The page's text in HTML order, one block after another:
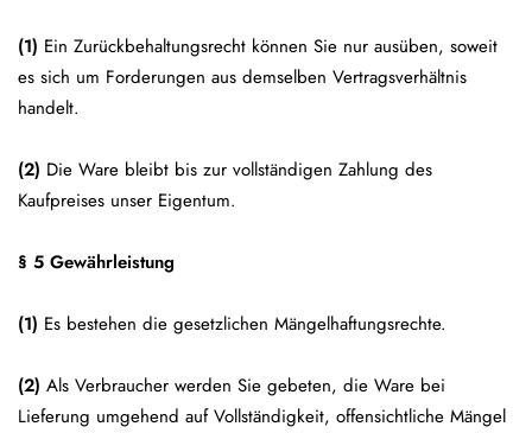
(1) Ein Zurückbehaltungsrecht können Sie nur ausüben, soweit
es sich um Forderungen aus demselben Vertragsverhältnis
handelt.
(2) Die Ware bleibt bis zur vollständigen Zahlung des
Kaufpreises unser Eigentum.
§ 5 Gewährleistung
(1) Es bestehen die gesetzlichen Mängelhaftungsrechte.
(2) Als Verbraucher werden Sie gebeten, die Ware bei
Lieferung umgehend auf Vollständigkeit, offensichtliche Mängel